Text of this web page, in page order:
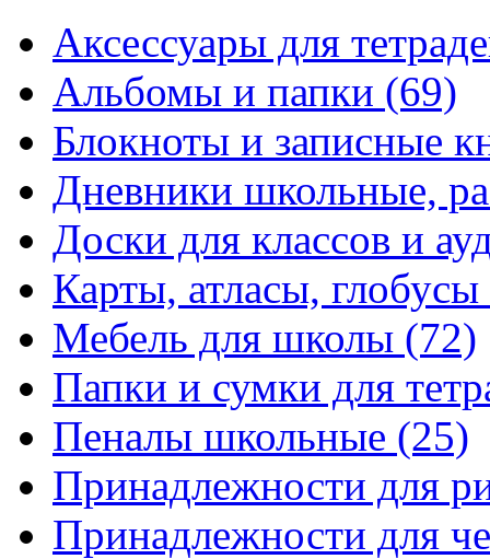
Аксессуары для
Альбомы и папки (69)
Блокноты и записные
Дневники школьные,
Доски для классов и
Карты, атласы, глобусы
Мебель для школы (72)
Папки и сумки для
Пеналы школьные (25)
Принадлежности для
Принадлежности для